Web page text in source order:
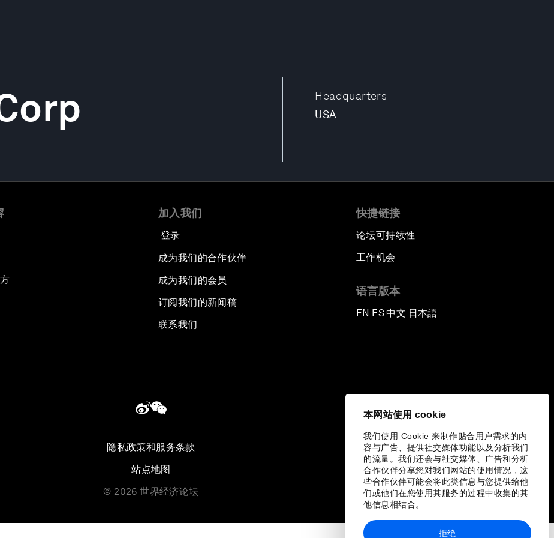
本网站使用 cookie
我们使用 Cookie 来制作贴合用户需求的内
容与广告、提供社交媒体功能以及分析我们
的流量。我们还会与社交媒体、广告和分析
合作伙伴分享您对我们网站的使用情况，这
些合作伙伴可能会将此类信息与您提供给他
们或他们在您使用其服务的过程中收集的其
他信息相结合。
拒绝
Headquarters
USA
加入我们
登录
成为我们的合作伙伴
成为我们的会员
订阅我们的新闻稿
联系我们
快捷链接
论坛可持续性
工作机会
语言版本
EN ▪ES▪中文▪ 日本語
隐私政策和服务条款
站点地图
© 2026 世界经济论坛